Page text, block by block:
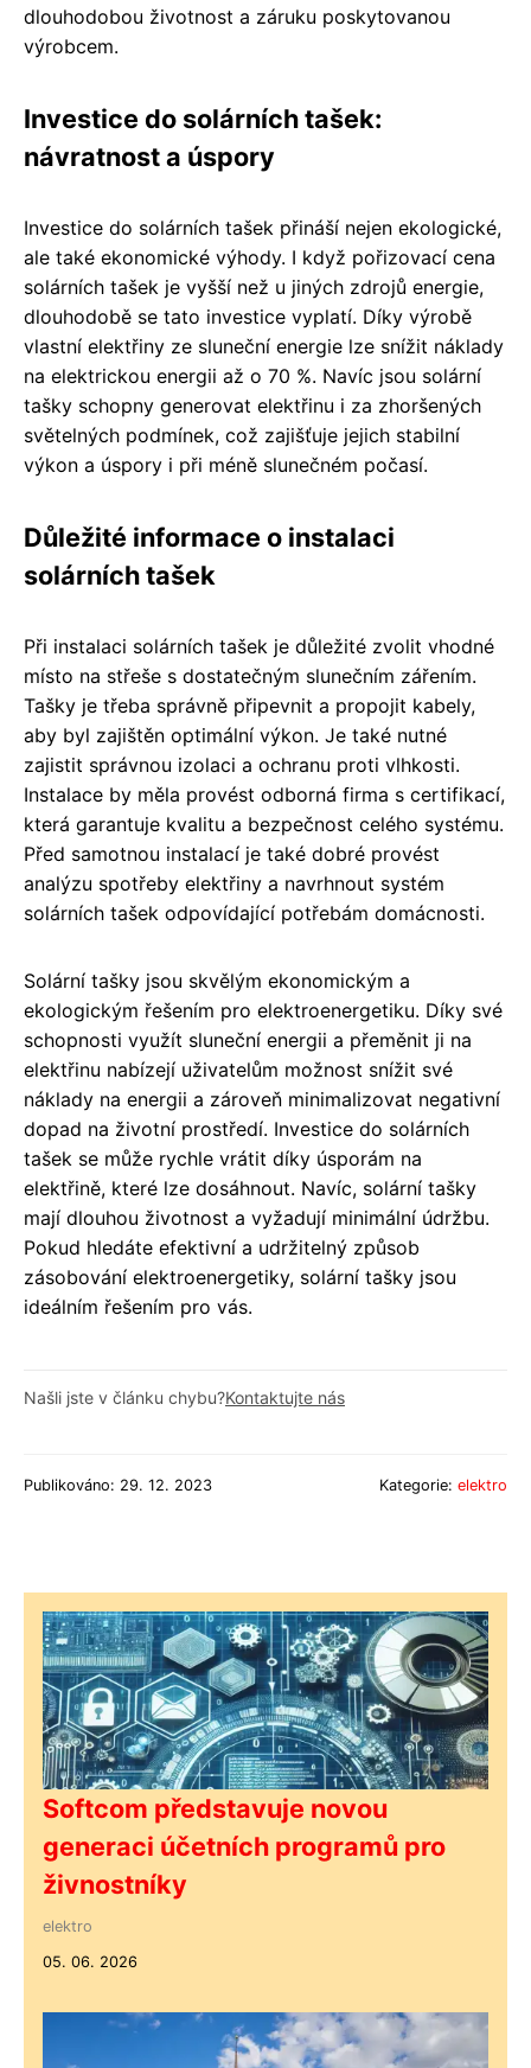
dlouhodobou životnost a záruku poskytovanou
výrobcem.
Investice do solárních tašek:
návratnost a úspory
Investice do solárních tašek přináší nejen ekologické,
ale také ekonomické výhody. I když pořizovací cena
solárních tašek je vyšší než u jiných zdrojů energie,
dlouhodobě se tato investice vyplatí. Díky výrobě
vlastní elektřiny ze sluneční energie lze snížit náklady
na elektrickou energii až o 70 %. Navíc jsou solární
tašky schopny generovat elektřinu i za zhoršených
světelných podmínek, což zajišťuje jejich stabilní
výkon a úspory i při méně slunečném počasí.
Důležité informace o instalaci
solárních tašek
Při instalaci solárních tašek je důležité zvolit vhodné
místo na střeše s dostatečným slunečním zářením.
Tašky je třeba správně připevnit a propojit kabely,
aby byl zajištěn optimální výkon. Je také nutné
zajistit správnou izolaci a ochranu proti vlhkosti.
Instalace by měla provést odborná firma s certifikací,
která garantuje kvalitu a bezpečnost celého systému.
Před samotnou instalací je také dobré provést
analýzu spotřeby elektřiny a navrhnout systém
solárních tašek odpovídající potřebám domácnosti.
Solární tašky jsou skvělým ekonomickým a
ekologickým řešením pro elektroenergetiku. Díky své
schopnosti využít sluneční energii a přeměnit ji na
elektřinu nabízejí uživatelům možnost snížit své
náklady na energii a zároveň minimalizovat negativní
dopad na životní prostředí. Investice do solárních
tašek se může rychle vrátit díky úsporám na
elektřině, které lze dosáhnout. Navíc, solární tašky
mají dlouhou životnost a vyžadují minimální údržbu.
Pokud hledáte efektivní a udržitelný způsob
zásobování elektroenergetiky, solární tašky jsou
ideálním řešením pro vás.
Našli jste v článku chybu?Kontaktujte nás
Publikováno: 29. 12. 2023 Kategorie: elektro
Softcom představuje novou
generaci účetních programů pro
živnostníky
elektro
05. 06. 2026